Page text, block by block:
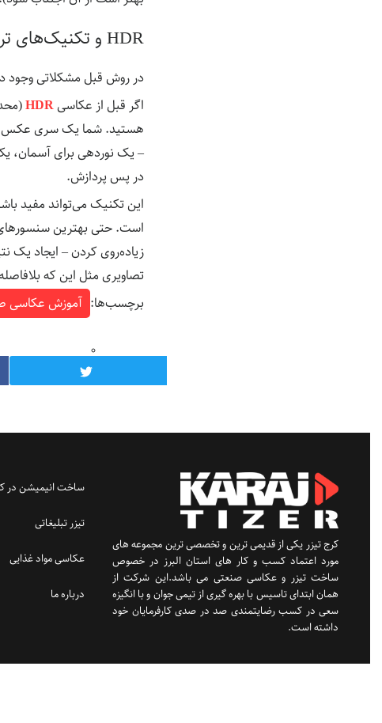
HDR و تکنیک‌های ترکیب
در روش قبل مشکلاتی وجود
اگر قبل از عکاسیHDR
هستید. شما یک سری عکس
– یک نوردهی برای آسمان،
در پس پردازش.
این تکنیک می‌تواند مفید
است. حتی بهترین سنسورهای
زیاده‌روی کردن – ایجاد یک
تصاویری مثل این که
برچسب‌ها: آموزش عکاسی
کرج تیزر یکی از قدیمی ترین و تخصصی ترین مجموعه های
مورد اعتماد کسب و کار های استان البرز در خصوص
ساخت تیزر و عکاسی صنعتی می باشد.این شرکت از
همان ابتدای تاسیس با بهره گیری از تیمی جوان و با انگیزه
سعی در کسب رضایتمندی صد در صدی کارفرمایان خود
داشته است.
ساخت انیمیشن در
تیزر تبلیغاتی
عکاسی مواد غذایی
درباره ما